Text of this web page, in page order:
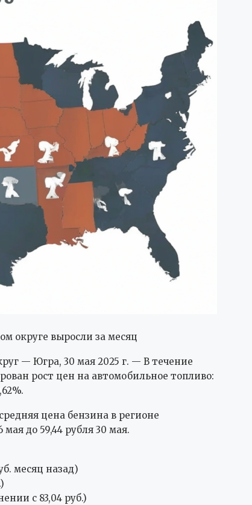
округе выросли за месяц
— Югра, 30 мая 2025 г. — В течение
рост цен на автомобильное топливо:
цена бензина в регионе
до 59,44 рубля 30 мая.
месяц назад)
с 83,04 руб.)